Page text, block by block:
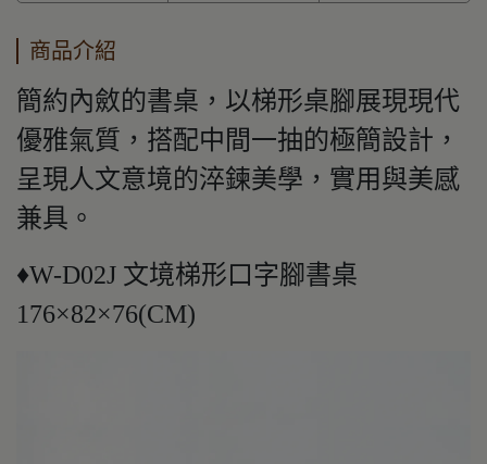
商品介紹
簡約內斂的書桌，以梯形桌腳展現現代
優雅氣質，搭配中間一抽的極簡設計，
呈現人文意境的淬鍊美學，實用與美感
兼具。
♦W-D02J 文境梯形口字腳書桌
176×82×76(CM)